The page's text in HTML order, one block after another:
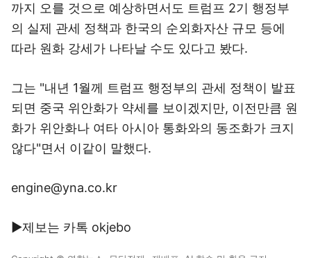
까지 오를 것으로 예상하면서도 트럼프 2기 행정부
의 실제 관세 정책과 한국의 순외화자산 규모 등에
따라 원화 강세가 나타날 수도 있다고 봤다.
그는 "내년 1월께 트럼프 행정부의 관세 정책이 발표
되면 중국 위안화가 약세를 보이겠지만, 이전만큼 원
화가 위안화나 여타 아시아 통화와의 동조화가 크지
않다"면서 이같이 말했다.
engine@yna.co.kr
▶제보는 카톡 okjebo